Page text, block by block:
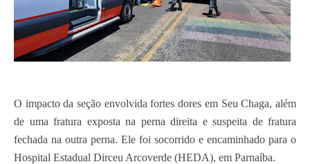
O impacto da seção envolvida fortes dores em Seu Chaga, além
de uma fratura exposta na perna direita e suspeita de fratura
fechada na outra perna. Ele foi socorrido e encaminhado para o
Hospital Estadual Dirceu Arcoverde (HEDA), em Parnaíba.